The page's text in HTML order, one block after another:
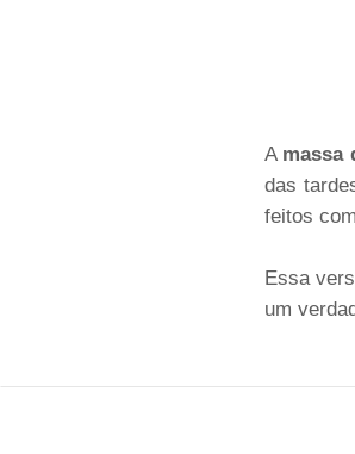
A massa
das
feitos
Essa
um